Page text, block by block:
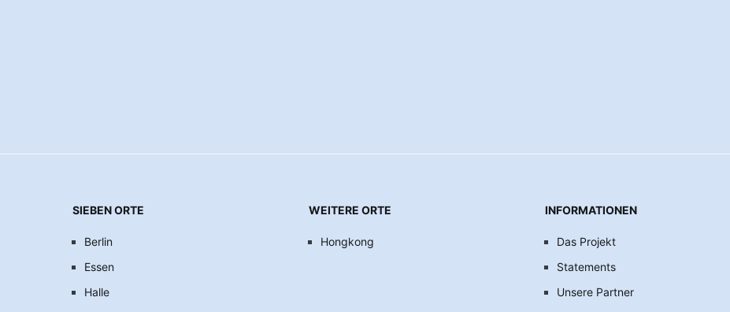
SIEBEN ORTE
Berlin
Essen
Halle
WEITERE ORTE
Hongkong
INFORMATIONEN
Das Projekt
Statements
Unsere Partner